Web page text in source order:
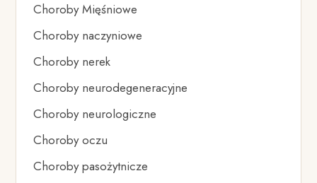
Choroby Mięśniowe
Choroby naczyniowe
Choroby nerek
Choroby neurodegeneracyjne
Choroby neurologiczne
Choroby oczu
Choroby pasożytnicze